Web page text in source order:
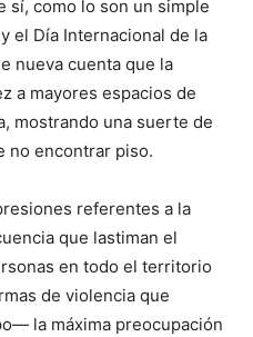
sí, como lo son un simple
el Día Internacional de la
nueva cuenta que la
a mayores espacios de
mostrando una suerte de
no encontrar piso.
referentes a la
que lastiman el
en todo el territorio
de violencia que
la máxima preocupación